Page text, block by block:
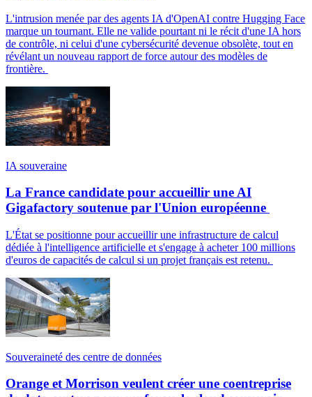
L'intrusion menée par des agents IA d'OpenAI contre Hugging Face
marque un tournant. Elle ne valide pourtant ni le récit d'une IA hors
de contrôle, ni celui d'une cybersécurité devenue obsolète, tout en
révélant un nouveau rapport de force autour des modèles de
frontière.
IA souveraine
La France candidate pour accueillir une AI
Gigafactory soutenue par l'Union européenne
L'État se positionne pour accueillir une infrastructure de calcul
dédiée à l'intelligence artificielle et s'engage à acheter 100 millions
d'euros de capacités de calcul si un projet français est retenu.
Souveraineté des centre de données
Orange et Morrison veulent créer une coentreprise